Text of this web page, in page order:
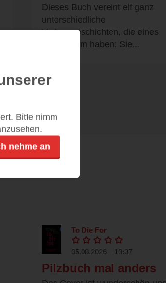
Dieses Buch vereint elf ganz
unterschiedliche
Vorlesegeschichten, die eines
gemeinsam haben: Sie...
To Die For
05.08.2026 – 10:37
Pilzbuch mal anders
Bitte nimm
nehme an